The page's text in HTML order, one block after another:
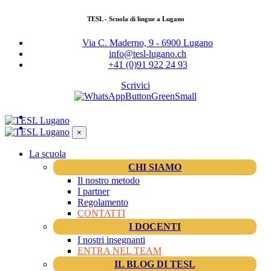
TESL - Scuola di lingue a Lugano
Via C. Maderno, 9 - 6900 Lugano
info@tesl-lugano.ch
+41 (0)91 922 24 93
Scrivici
×
La scuola
CHI SIAMO
Il nostro metodo
I partner
Regolamento
CONTATTI
I DOCENTI
I nostri insegnanti
ENTRA NEL TEAM
IL BLOG DI TESL